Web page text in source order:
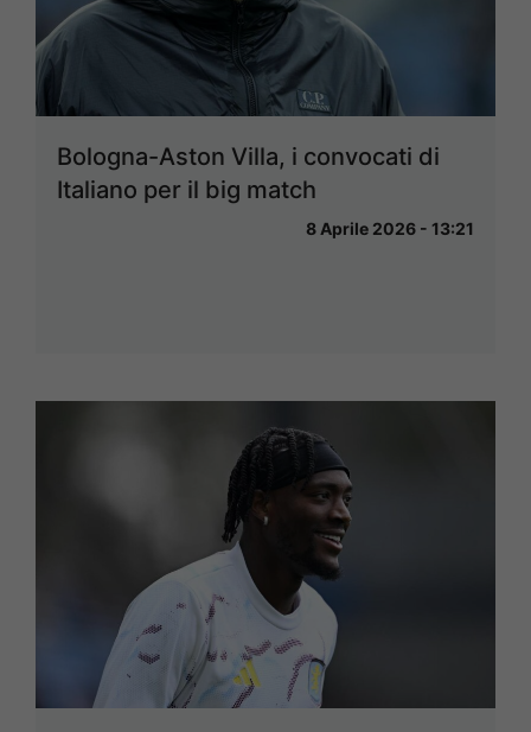
Bologna-Aston Villa, i convocati di
Italiano per il big match
8 Aprile 2026 - 13:21